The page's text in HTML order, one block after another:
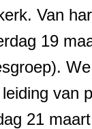
Van
19
van
21